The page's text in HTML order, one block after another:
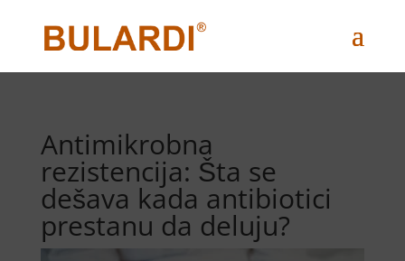
Antimikrobna
rezistencija: Šta se
dešava kada antibiotici
prestanu da deluju?